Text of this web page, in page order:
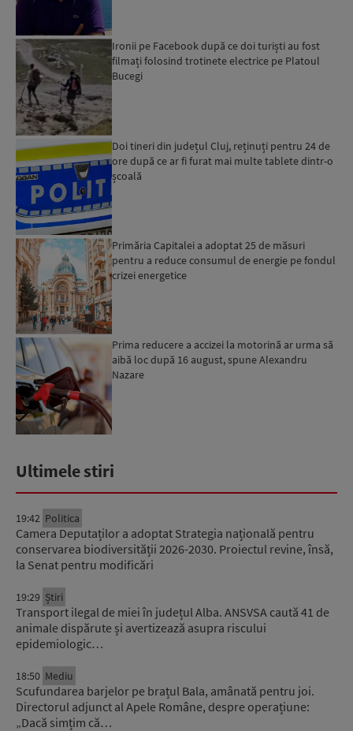
Ironii pe Facebook după ce doi turiști au fost
filmați folosind trotinete electrice pe Platoul
Bucegi
Doi tineri din județul Cluj, reținuți pentru 24 de
ore după ce ar fi furat mai multe tablete dintr-o
școală
Primăria Capitalei a adoptat 25 de măsuri
pentru a reduce consumul de energie pe fondul
crizei energetice
Prima reducere a accizei la motorină ar urma să
aibă loc după 16 august, spune Alexandru
Nazare
Ultimele stiri
19:42 Politica
Camera Deputaților a adoptat Strategia națională pentru
conservarea biodiversității 2026-2030. Proiectul revine, însă,
la Senat pentru modificări
19:29 Știri
Transport ilegal de miei în județul Alba. ANSVSA caută 41 de
animale dispărute și avertizează asupra riscului
epidemiologic…
18:50 Mediu
Scufundarea barjelor pe brațul Bala, amânată pentru joi.
Directorul adjunct al Apele Române, despre operațiune:
„Dacă simțim că…